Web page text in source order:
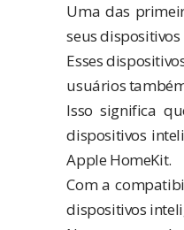
Uma das
seus dispositivos
Esses
usuários
Isso significa
dispositivos
Apple HomeKit.
Com a
dispositivos